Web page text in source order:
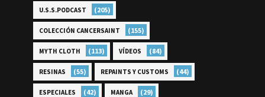
U.S.S.PODCAST (205)
COLECCIÓN CANCERSAINT (155)
MYTH CLOTH (113) VÍDEOS (84)
RESINAS (55) REPAINTS Y CUSTOMS (44)
ESPECIALES (42) MANGA (29)